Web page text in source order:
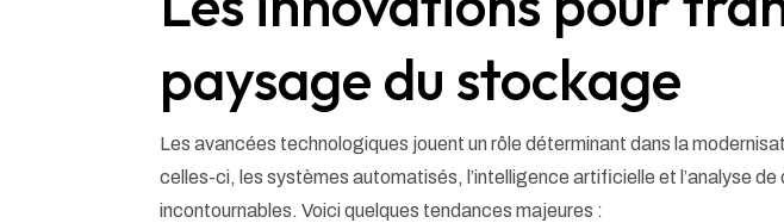
paysage du stockage
Les avancées technologiques jouent un rôle déterminant dans la
celles-ci, les systèmes automatisés, l’intelligence artificielle et l’analyse
incontournables. Voici quelques tendances majeures :